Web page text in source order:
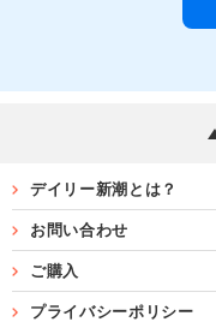
デイリー新潮とは？
お問い合わせ
ご購入
プライバシーポリシー